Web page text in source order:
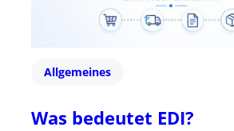
Allgemeines
Was bedeutet EDI?